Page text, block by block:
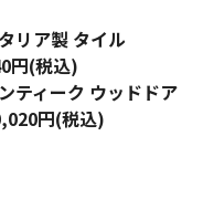
リア製 タイル
円(税込)
ティーク ウッドドア
円(税込)